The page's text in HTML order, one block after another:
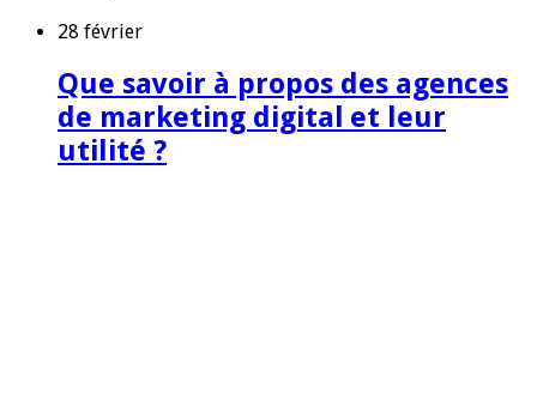
28 février
Que savoir à propos des agences
de marketing digital et leur
utilité ?